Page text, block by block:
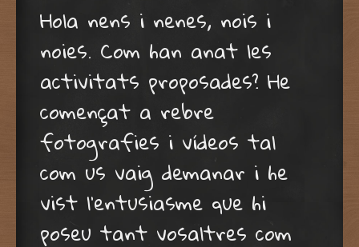
Hola nens i nenes, nois i
noies. Com han anat les
activitats proposades? He
començat a rebre
fotografies i vídeos tal
com us vaig demanar i he
vist l’entusiasme que hi
poseu tant vosaltres com